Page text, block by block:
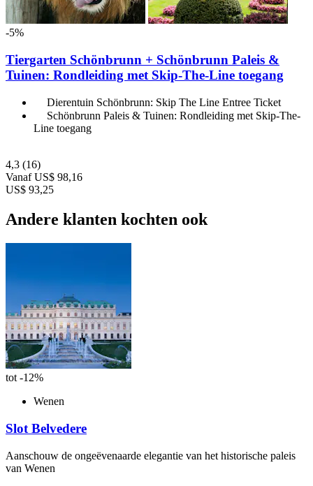
-5%
Tiergarten Schönbrunn + Schönbrunn Paleis &
Tuinen: Rondleiding met Skip-The-Line toegang
Dierentuin Schönbrunn: Skip The Line Entree Ticket
Schönbrunn Paleis & Tuinen: Rondleiding met Skip-The-
Line toegang
4,3 (16)
Vanaf US$ 98,16
US$ 93,25
Andere klanten kochten ook
tot -12%
Wenen
Slot Belvedere
Aanschouw de ongeëvenaarde elegantie van het historische paleis
van Wenen